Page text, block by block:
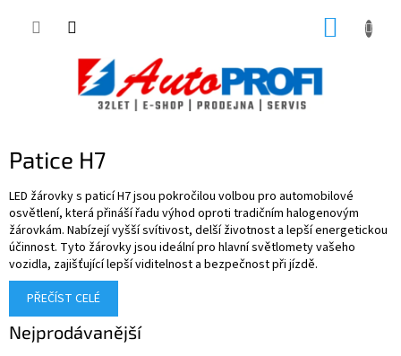
Patice H7
LED žárovky s paticí H7 jsou pokročilou volbou pro automobilové
osvětlení, která přináší řadu výhod oproti tradičním halogenovým
žárovkám. Nabízejí vyšší svítivost, delší životnost a lepší energetickou
účinnost. Tyto žárovky jsou ideální pro hlavní světlomety vašeho
vozidla, zajišťující lepší viditelnost a bezpečnost při jízdě.
PŘEČÍST CELÉ
Nejprodávanější